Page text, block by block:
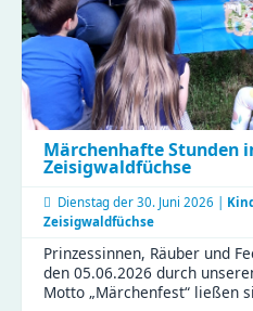
vielen
Märchenhafte Stunden
Zeisigwaldfüchse
Dienstag der 30. Juni 2026 |
Zeisigwaldfüchse
Prinzessinnen, Räuber und
den 05.06.2026 durch
Motto „Märchenfest“ ließen